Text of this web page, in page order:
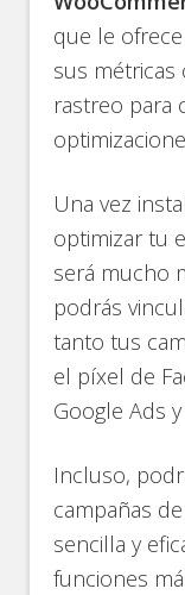
que le
sus métricas
rastreo para
Una vez
optimizar tu
será mucho
podrás
tanto tus
el píxel de
Google Ads
Incluso,
campañas
sencilla y
funciones